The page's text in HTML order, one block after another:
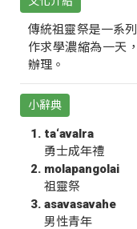
傳統祖靈祭是一系
作求學濃縮為一天
辦理。
小辭典
ta‘avalra
勇士成年禮
molapangolai
祖靈祭
asavasavahe
男性青年